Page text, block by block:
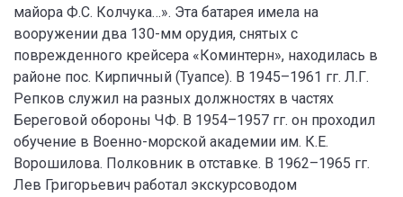
майора Ф.С. Колчука…». Эта батарея имела на
вооружении два 130-мм орудия, снятых с
поврежденного крейсера «Коминтерн», находилась в
районе пос. Кирпичный (Туапсе). В 1945–1961 гг. Л.Г.
Репков служил на разных должностях в частях
Береговой обороны ЧФ. В 1954–1957 гг. он проходил
обучение в Военно-морской академии им. К.Е.
Ворошилова. Полковник в отставке. В 1962–1965 гг.
Лев Григорьевич работал экскурсоводом